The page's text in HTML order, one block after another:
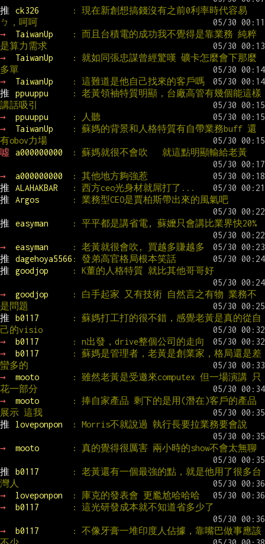
推 ck326
: 現在新創想搞錢沒有之前0利率時代容易
ㄅ，呵呵
→
TaiwanUp
: 而且台積電的成功我不覺得是靠業務 純粹
是算力需求
→
TaiwanUp
: 就如同張忠謀曾經驚嘆 礦卡怎麼會下那麼
多單
→
TaiwanUp
: 這難道是他自己找來的客戶嗎
推
ppuuppu
: 老黃領袖特質明顯，台廠高管有幾個能這樣
講話吸引
→
ppuuppu
: 人聽
→
TaiwanUp
: 蘇媽的背景和人格特質有自帶業務buff 還
有obov力場
噓
a000000000 : 蘇媽就很不會吹   就這點明顯輸給老黃
→ a000000000
: 其他地方夠強惹
推
ALAHAKBAR
: 西方ceo光身材就屌打了...
推
Argos : 業務型CEO是賈柏斯帶出來的風氣吧
推 easyman : 平平都是講省電, 蘇嬤只會講比業界快20%
→ easyman
: 老黃就很會吹, 買越多賺越多
推
dagehoya5566 : 發弟高官格局根本笑話
推
goodjop : K董的人格特質 就比其他哥哥好
→ goodjop
: 白手起家 又有技術 自然言之有物 業務不
是問題
推
b0117
: 蘇媽打工打的很不錯，感覺老黃是真的從自
己的visio
→
b0117
: n出發，drive整個公司的走向
→
b0117
: 蘇媽是管理者，老黃是創業家，格局還是差
蠻多的
→
mooto
: 雖然老黃是受邀來computex 但一場演講 只
花一部分
→
mooto
: 捧自家產品 剩下的是用(潛在)客戶的產品
展示 這我
推
loveponpon : Morris不就說過 執行長要拉業務要會說
→ mooto : 真的覺得很厲害 兩小時的show不會太無聊
推 b0117
: 老黃還有一個最強的點，就是他用了很多台
灣人
→
loveponpon
: 庫克的發表會 更尷尬哈哈哈
→
b0117 : 這光研發成本就不知道省多少了
→ b0117
: 不像牙膏一堆印度人佔據，靠嘴巴做事應該